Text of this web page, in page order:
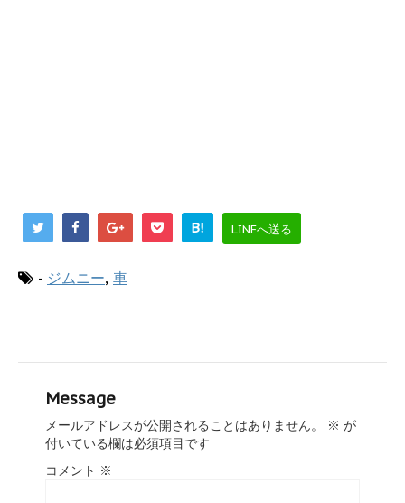
B! LINEへ送る
- ジムニー, 車
Message
メールアドレスが公開されることはありません。 ※ が
付いている欄は必須項目です
コメント ※